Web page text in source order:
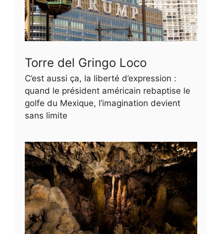
Torre del Gringo Loco
C’est aussi ça, la liberté d’expression :
quand le président américain rebaptise le
golfe du Mexique, l’imagination devient
sans limite